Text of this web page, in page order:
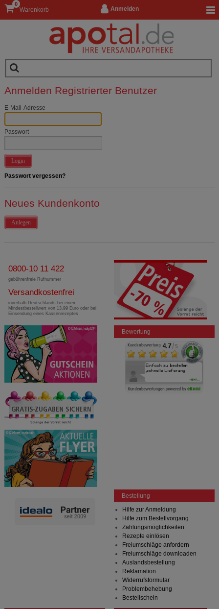
Anmelden
Warenkorb
0
Anmelden Registrierter Benutzer
E-Mail-Adresse
Passwort
Login
Passwort vergessen?
Neues Kundenkonto
Anlegen
0800-10 11 422
gebührenfreie Rufnummer
Versandkostenfrei
innerhalb Deutschlands bei einem
Mindestbestellwert von 13,99 Euro oder bei
Einsendung eines Kassenrezeptes
Bewertung
Bestellung
Hilfe zur Anmeldung
Hilfe zum Bestellvorgang
Zahlungsmöglichkeiten
Rezepte einlösen
Freiumschläge anfordern
Freiumschläge downloaden
Auslandsbestellung
Reklamation
Widerrufsformular
Problembehebung
Bestellschein